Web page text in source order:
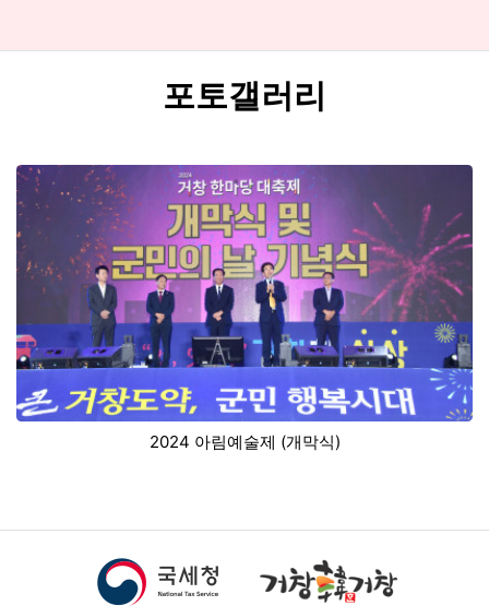
포토갤러리
2024 아림예술제 (개막식)